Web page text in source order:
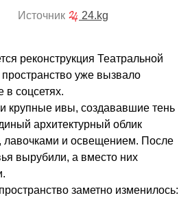
Источник
24.kg
реконструкция Театральной
уже вызвало
в соцсетях.
крупные ивы, создававшие тень
архитектурный облик
лавочками и освещением. После
вырубили, а вместо них
заметно изменилось: